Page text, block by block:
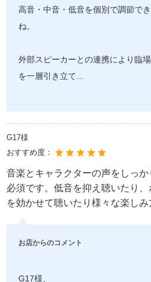
高音・中音・低音を個別で調節で
ね。
外部スピーカーとの連携により臨
を一層引き立て...
G17様
おすすめ度：
音楽とキャラクターの声をしっ
必須です。低音を抑え聴いたり
を効かせて聴いたり様々な楽しみ
お店からのコメント
G17様、